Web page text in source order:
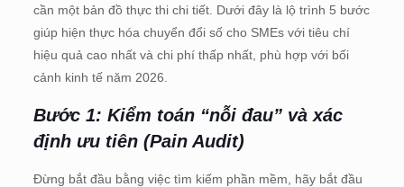
cần một bản đồ thực thi chi tiết. Dưới đây là lộ trình 5 bước
giúp hiện thực hóa chuyển đổi số cho SMEs với tiêu chí
hiệu quả cao nhất và chi phí thấp nhất, phù hợp với bối
cảnh kinh tế năm 2026.
Bước 1: Kiểm toán “nỗi đau” và xác
định ưu tiên (Pain Audit)
Đừng bắt đầu bằng việc tìm kiếm phần mềm, hãy bắt đầu